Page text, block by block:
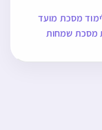
מסכת מועד
מסכת שמחות